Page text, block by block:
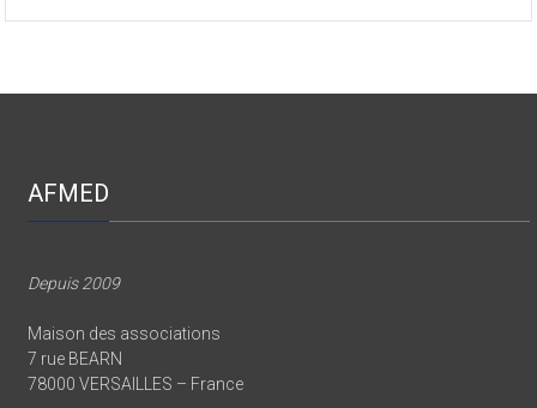
AFMED
Depuis 2009
Maison des associations
7 rue BEARN
78000 VERSAILLES – France